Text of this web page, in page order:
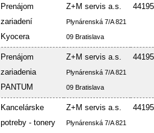
Prenájom
zariadení
Kyocera
Z+M servis a.s.
Plynárenská 7/A 821
09 Bratislava
Prenájom
zariadenia
PANTUM
Z+M servis a.s.
Plynárenská 7/A 821
09 Bratislava
Kancelárske
potreby - tonery
Z+M servis a.s.
Plynárenská 7/A 821